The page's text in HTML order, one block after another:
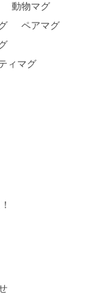
動物マグ
ペアマグ
ィマグ